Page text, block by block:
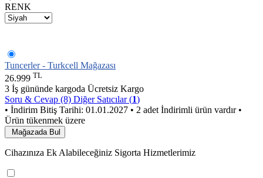
RENK
Tuncerler - Turkcell Mağazası
26.999 TL
3 İş gününde kargoda Ücretsiz Kargo
Soru & Cevap (8) Diğer Satıcılar (1)
• İndirim Bitiş Tarihi: 01.01.2027 • 2 adet İndirimli ürün vardır •
Ürün tükenmek üzere
Mağazada Bul
Cihazınıza Ek Alabileceğiniz Sigorta Hizmetlerimiz